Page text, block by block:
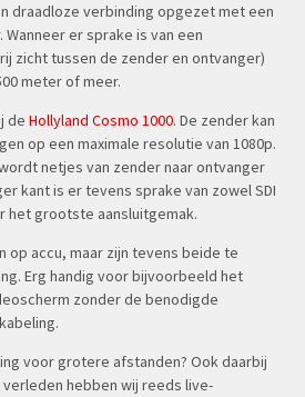
draadloze verbinding opgezet met een
Wanneer er sprake is van een
zicht tussen de zender en ontvanger)
meter of meer.
de Hollyland Cosmo 1000. De zender kan
op een maximale resolutie van 1080p.
netjes van zender naar ontvanger
kant is er tevens sprake van zowel SDI
het grootste aansluitgemak.
op accu, maar zijn tevens beide te
Erg handig voor bijvoorbeeld het
zonder de benodigde
voor grotere afstanden? Ook daarbij
verleden hebben wij reeds live-